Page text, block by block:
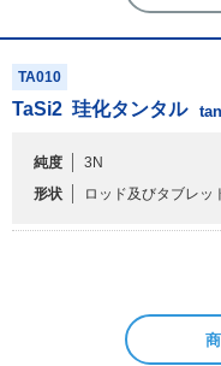
TA010
TaSi2 珪化タンタル
純度
3N
形状
ロッド及びタブレッ